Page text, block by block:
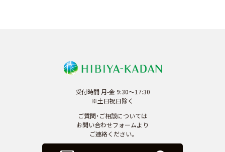
受付時間 月-金 9:30～17:30
※土日祝日除く
ご質問・ご相談については
お問い合わせフォームより
ご連絡ください。